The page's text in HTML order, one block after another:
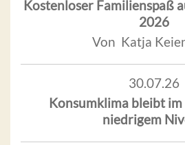
Kostenloser Familienspaß
2026
Von Katja
30.07.26
Konsumklima bleibt
niedrigem